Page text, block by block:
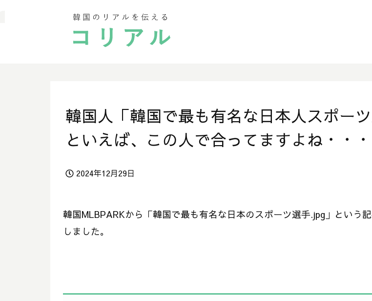
韓国人「韓国で最も有名な日本人スポー
といえば、この人で合ってますよね・・・
2024年12月29日
韓国MLBPARKから「韓国で最も有名な日本のスポーツ選手.jpg」という
しました。